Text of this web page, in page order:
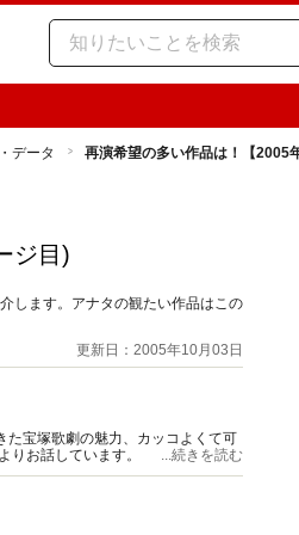
データ 再演希望の多い作品は！【2005
ジ目)
します。アナタの観たい作品はこの
更新日：2005年10月03日
た宝塚歌劇の魅力、カッコよくて可
お話しています。
...続きを読む